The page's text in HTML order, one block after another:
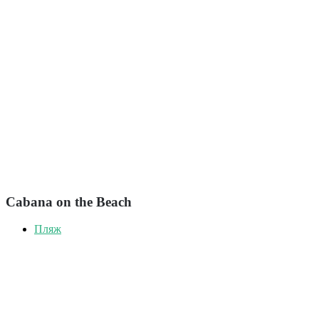
Cabana on the Beach
Пляж